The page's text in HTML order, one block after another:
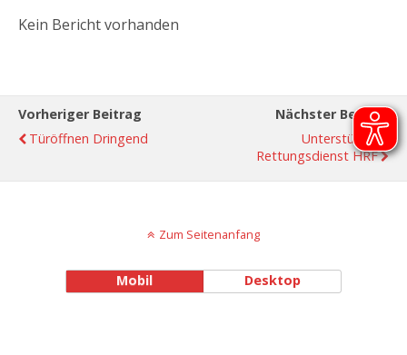
Kein Bericht vorhanden
Vorheriger Beitrag
Türöffnen Dringend
Nächster Beitrag
Unterstützung
Rettungsdienst HRF
Zum Seitenanfang
Mobil Desktop